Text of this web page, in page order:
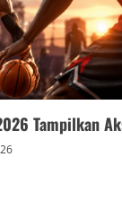
Tampilkan